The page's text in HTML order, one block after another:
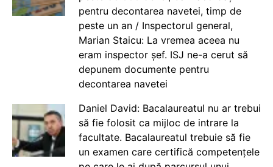
pentru decontarea navetei, timp de
peste un an / Inspectorul general,
Marian Staicu: La vremea aceea nu
eram inspector șef. ISJ ne-a cerut să
depunem documente pentru
decontarea navetei
Daniel David: Bacalaureatul nu ar trebui
să fie folosit ca mijloc de intrare la
facultate. Bacalaureatul trebuie să fie
un examen care certifică competențele